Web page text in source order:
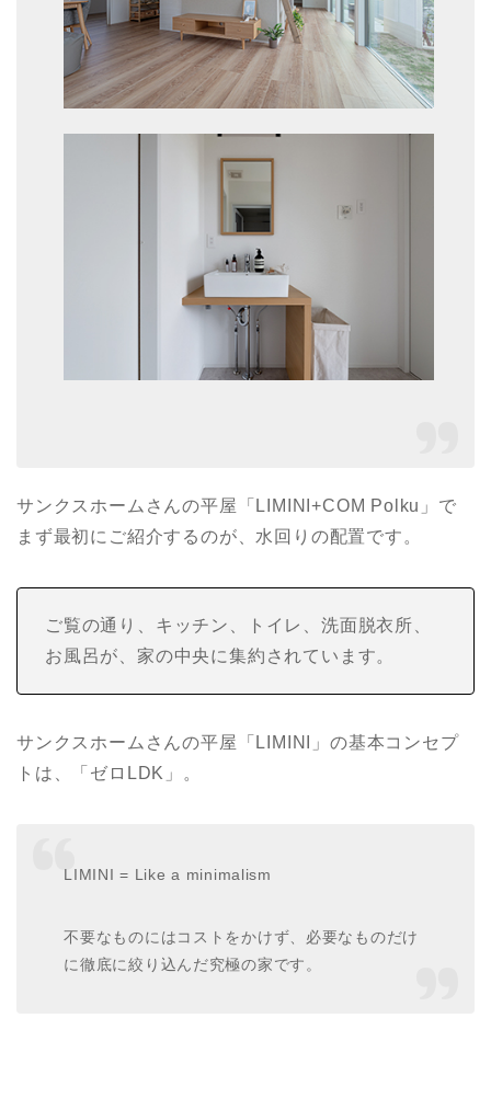
サンクスホームさんの平屋「LIMINI+COM Polku」で
まず最初にご紹介するのが、水回りの配置です。
ご覧の通り、キッチン、トイレ、洗面脱衣所、
お風呂が、家の中央に集約されています。
サンクスホームさんの平屋「LIMINI」の基本コンセプ
トは、「ゼロLDK」。
LIMINI = Like a minimalism
不要なものにはコストをかけず、必要なものだけ
に徹底に絞り込んだ究極の家です。